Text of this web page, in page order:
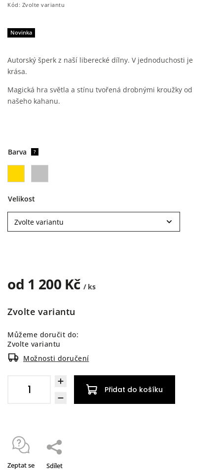
Kód: Zvolte variantu
Autorský šperk z naší liberecké dílny. V jednoduchosti je
krása.
Magická hra světla a stínu tvořená drobnými kroužky od
našeho kahanu.
Novinka
Barva ?
Velikost
od 1 200 Kč / ks
Zvolte variantu
Můžeme doručit do:
Zvolte variantu
Možnosti doručení
Přidat do košíku
Zeptat se Sdílet